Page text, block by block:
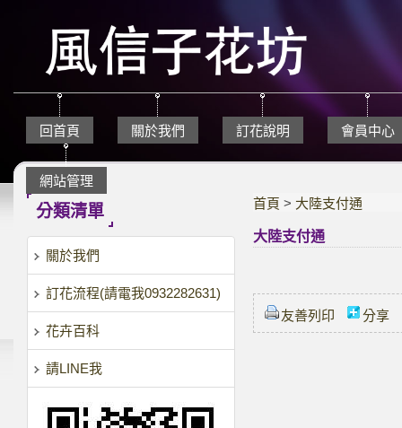
回首頁 關於我們 訂花說明 會員中心
網站管理
分類清單
關於我們
訂花流程(請電我0932282631)
花卉百科
請LINE我
首頁 > 大陸支付通
大陸支付通
友善列印 分享